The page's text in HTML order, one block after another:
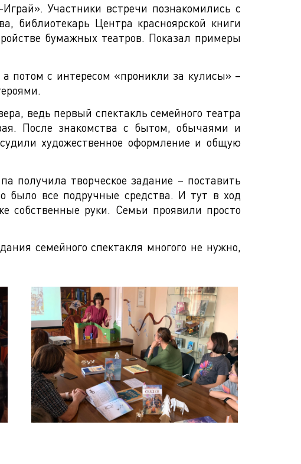
Участники встречи познакомились с
библиотекарь Центра красноярской книги
бумажных театров. Показал примеры
потом с интересом «проникли за кулисы» –
ведь первый спектакль семейного театра
После знакомства с бытом, обычаями и
художественное оформление и общую
получила творческое задание – поставить
было все подручные средства. И тут в ход
руки. Семьи проявили просто
семейного спектакля многого не нужно,